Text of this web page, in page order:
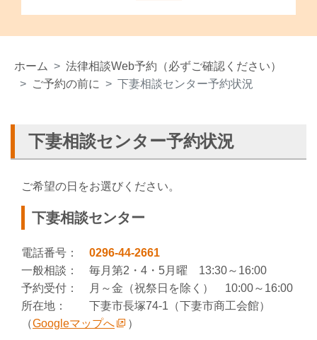
ホーム
法律相談Web予約（必ずご確認ください）
ご予約の前に
下妻相談センター予約状況
下妻相談センター予約状況
ご希望の日をお選びください。
下妻相談センター
電話番号： 0296-44-2661
一般相談： 毎月第2・4・5月曜 13:30～16:00
予約受付： 月～金（祝祭日を除く） 10:00～16:00
所在地： 下妻市長塚74-1（下妻市商工会館）
（Googleマップへ ）